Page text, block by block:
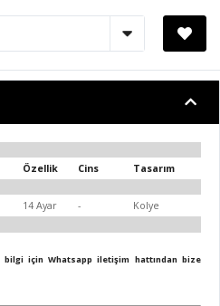
Özellik Cins Tasarım
14 Ayar - Kolye
için Whatsapp iletişim hattından bize